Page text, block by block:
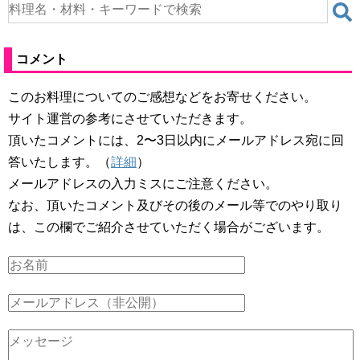
コメント
このお料理についてのご感想などをお寄せください。
サイト運営の参考にさせていただきます。
頂いたコメントには、2〜3日以内にメールアドレス宛に回
答いたします。（詳細 ）
メールアドレスの入力ミスにご注意ください。
なお、頂いたコメント及びその後のメール等でのやり取り
は、この欄でご紹介させていただく場合がございます。